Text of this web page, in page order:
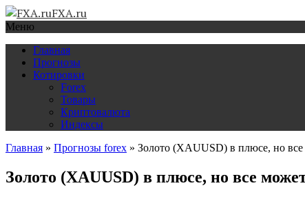
FXA.ru
Меню
Главная
Прогнозы
Котировки
Forex
Товары
Криптовалюта
Индексы
Главная » Прогнозы forex » Золото (XAUUSD) в плюсе, но
Золото (XAUUSD) в плюсе, но все